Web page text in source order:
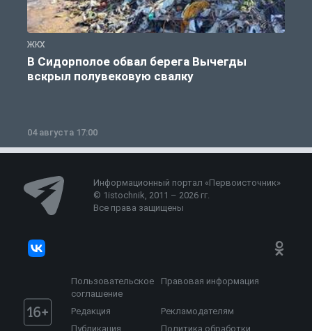
ЖКХ
В Сидорполое обвал берега Вычегды
вскрыл полувековую свалку
04 августа 17:00
Информационный портал «Первоисточник»
© 1istochnik, 2011 – 2026 гг.
Все права защищены
Пользовательское
соглашение
Правовая информация
Редакция
Рекламодателям
Публикация
Политика обработки